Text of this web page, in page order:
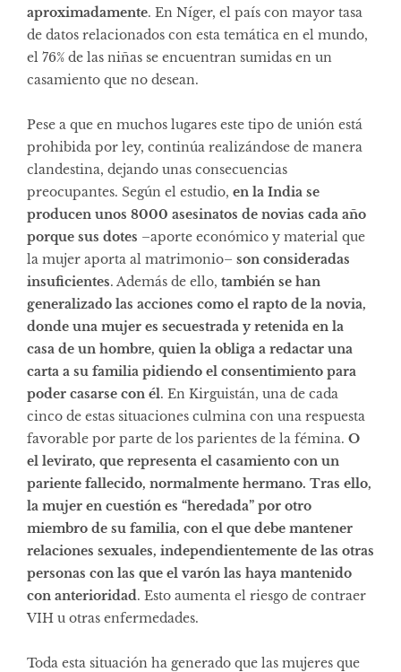
aproximadamente. En Níger, el país con mayor tasa
de datos relacionados con esta temática en el mundo,
el 76% de las niñas se encuentran sumidas en un
casamiento que no desean.
Pese a que en muchos lugares este tipo de unión está
prohibida por ley, continúa realizándose de manera
clandestina, dejando unas consecuencias
preocupantes. Según el estudio, en la India se
producen unos 8000 asesinatos de novias cada año
porque sus dotes –aporte económico y material que
la mujer aporta al matrimonio– son consideradas
insuficientes. Además de ello, también se han
generalizado las acciones como el rapto de la novia,
donde una mujer es secuestrada y retenida en la
casa de un hombre, quien la obliga a redactar una
carta a su familia pidiendo el consentimiento para
poder casarse con él. En Kirguistán, una de cada
cinco de estas situaciones culmina con una respuesta
favorable por parte de los parientes de la fémina. O
el levirato, que representa el casamiento con un
pariente fallecido, normalmente hermano. Tras ello,
la mujer en cuestión es “heredada” por otro
miembro de su familia, con el que debe mantener
relaciones sexuales, independientemente de las otras
personas con las que el varón las haya mantenido
con anterioridad . Esto aumenta el riesgo de contraer
VIH u otras enfermedades.
Toda esta situación ha generado que las mujeres que